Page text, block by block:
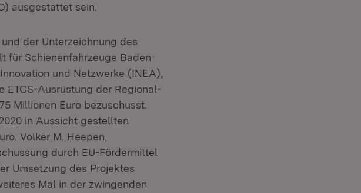
ausgestattet sein.
der Unterzeichnung des
für Schienenfahrzeuge Baden-
und Netzwerke (INEA),
ETCS-Ausrüstung der Regional-
Millionen Euro bezuschusst.
in Aussicht gestellten
Volker M. Heepen,
durch EU-Fördermittel
Umsetzung des Projektes
Mal in der zwingenden